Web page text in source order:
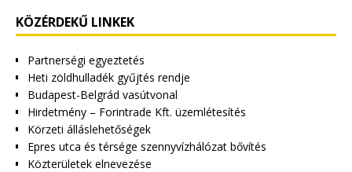
KÖZÉRDEKŰ LINKEK
Partnerségi egyeztetés
Heti zöldhulladék gyűjtés rendje
Budapest-Belgrád vasútvonal
Hirdetmény – Forintrade Kft. üzemlétesítés
Körzeti álláslehetőségek
Epres utca és térsége szennyvízhálózat bővítés
Közterületek elnevezése